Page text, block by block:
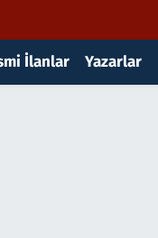
İlanlar Yazarlar